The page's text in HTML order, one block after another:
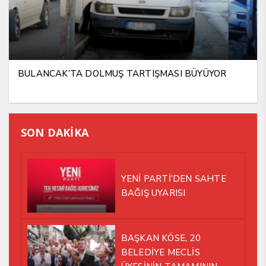
BULANCAK’TA DOLMUŞ TARTIŞMASI BÜYÜYOR
SON DAKİKA
YENİ PARTİ’DEN SAHTE
BAĞIŞ UYARISI
BAŞKAN KÖSE, 20
BELEDİYE MECLİS